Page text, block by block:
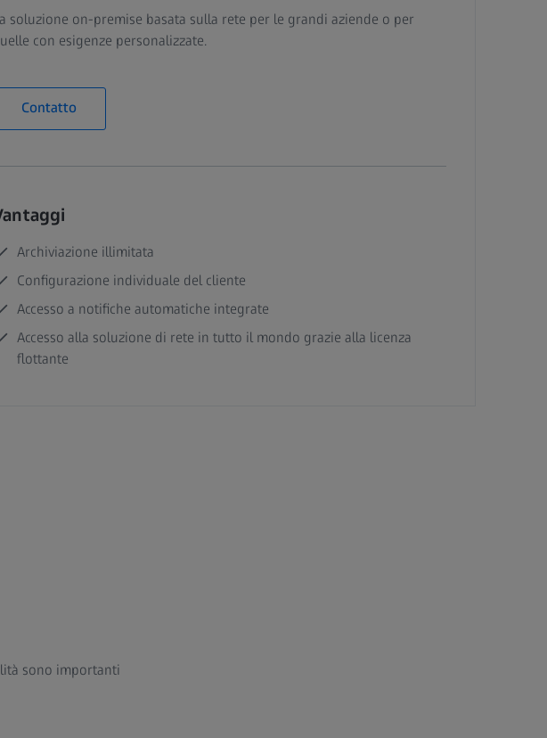
soluzione on-premise basata sulla rete per le grandi aziende o per
con esigenze personalizzate.
Contatto
Archiviazione illimitata
Configurazione individuale del cliente
Accesso a notifiche automatiche integrate
Accesso alla soluzione di rete in tutto il mondo grazie alla licenza
flottante
sono importanti